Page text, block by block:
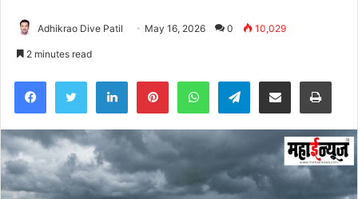
Adhikrao Dive Patil May 16, 2026 0 10,029
2 minutes read
Facebook
TwitterLinkedInPinterestWhatsApp
Telegram
Share via Email